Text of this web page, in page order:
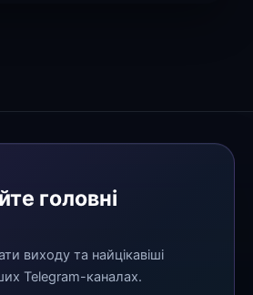
головні
виходу та найцікавіші
Telegram-каналах.